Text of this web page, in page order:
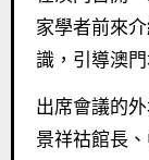
家學者前來
識，引導澳
出席會議的
景祥祜館長